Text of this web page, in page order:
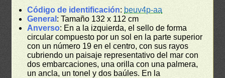
Código de identificación: beuv4p-aa
General : Tamaño 132 x 112 cm
Anverso: En a la izquierda, el sello de forma
circular compuesto por un sol en la parte superior
con un número 19 en el centro, con sus rayos
cubriendo un paisaje representativo del mar con
dos embarcaciones, una orilla con una palmera,
un ancla, un tonel y dos baúles. En la